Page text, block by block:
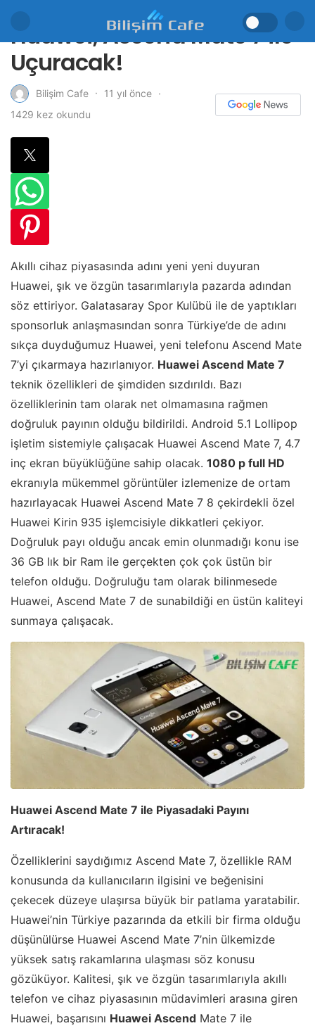
Huawei, Ascend Mate 7 ile
Uçuracak!
Bilişim Cafe
11 yıl önce
1429 kez okundu
Akıllı cihaz piyasasında adını yeni yeni duyuran
Huawei, şık ve özgün tasarımlarıyla pazarda adından
söz ettiriyor. Galatasaray Spor Kulübü ile de yaptıkları
sponsorluk anlaşmasından sonra Türkiye’de de adını
sıkça duyduğumuz Huawei, yeni telefonu Ascend Mate
7’yi çıkarmaya hazırlanıyor. Huawei Ascend Mate 7
teknik özellikleri de şimdiden sızdırıldı. Bazı
özelliklerinin tam olarak net olmamasına rağmen
doğruluk payının olduğu bildirildi. Android 5.1 Lollipop
işletim sistemiyle çalışacak Huawei Ascend Mate 7, 4.7
inç ekran büyüklüğüne sahip olacak. 1080 p full HD
ekranıyla mükemmel görüntüler izlemenize de ortam
hazırlayacak Huawei Ascend Mate 7 8 çekirdekli özel
Huawei Kirin 935 işlemcisiyle dikkatleri çekiyor.
Doğruluk payı olduğu ancak emin olunmadığı konu ise
36 GB lık bir Ram ile gerçekten çok çok üstün bir
telefon olduğu. Doğruluğu tam olarak bilinmesede
Huawei, Ascend Mate 7 de sunabildiği en üstün kaliteyi
sunmaya çalışacak.
Huawei Ascend Mate 7 ile Piyasadaki Payını
Artıracak!
Özelliklerini saydığımız Ascend Mate 7, özellikle RAM
konusunda da kullanıcıların ilgisini ve beğenisini
çekecek düzeye ulaşırsa büyük bir patlama yaratabilir.
Huawei’nin Türkiye pazarında da etkili bir firma olduğu
düşünülürse Huawei Ascend Mate 7’nin ülkemizde
yüksek satış rakamlarına ulaşması söz konusu
gözüküyor. Kalitesi, şık ve özgün tasarımlarıyla akıllı
telefon ve cihaz piyasasının müdavimleri arasına giren
Huawei, başarısını Huawei Ascend Mate 7 ile